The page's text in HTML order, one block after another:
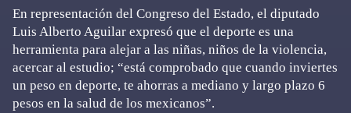
En representación del Congreso del Estado, el diputado
Luis Alberto Aguilar expresó que el deporte es una
herramienta para alejar a las niñas, niños de la violencia,
acercar al estudio; “está comprobado que cuando inviertes
un peso en deporte, te ahorras a mediano y largo plazo 6
pesos en la salud de los mexicanos”.